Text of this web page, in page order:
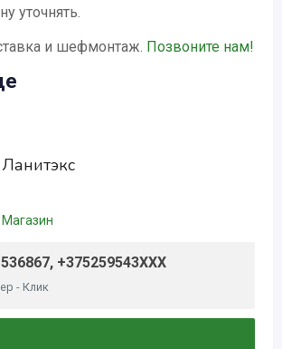
уточнять.
и шефмонтаж. Позвоните нам!
+375259543XXX
- Клик